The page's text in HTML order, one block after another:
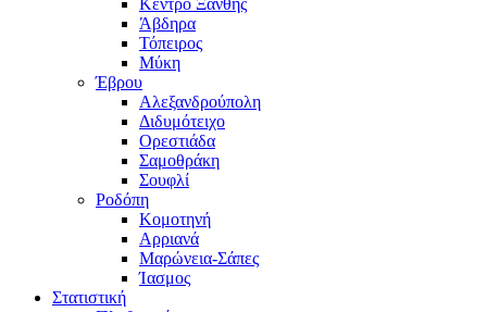
Κέντρο Ξάνθης
Άβδηρα
Τόπειρος
Μύκη
Έβρου
Αλεξανδρούπολη
Διδυμότειχο
Ορεστιάδα
Σαμοθράκη
Σουφλί
Ροδόπη
Κομοτηνή
Αρριανά
Μαρώνεια-Σάπες
Ίασμος
Στατιστική